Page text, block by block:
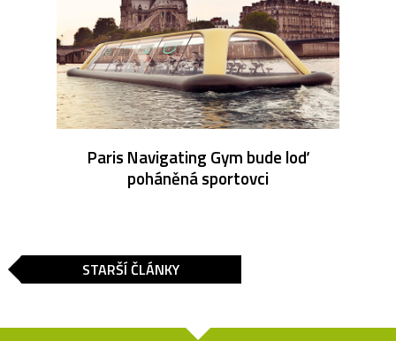
Paris Navigating Gym bude loď
poháněná sportovci
STARŠÍ ČLÁNKY